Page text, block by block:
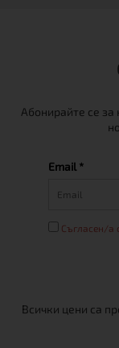
Абонирайте се
Email *
Съгласен/а